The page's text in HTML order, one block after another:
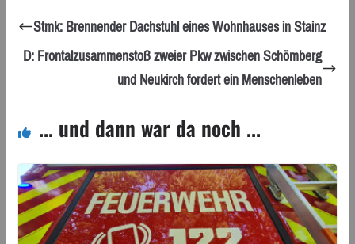
Stmk: Brennender Dachstuhl eines Wohnhauses in Stainz
D: Frontalzusammenstoß zweier Pkw zwischen Schömberg
und Neukirch fordert ein Menschenleben
... und dann war da noch ...